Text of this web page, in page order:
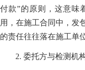
付款”的原则，这意味
用，在施工合同中，发
的责任往往落在施工单
2. 委托方与检测机